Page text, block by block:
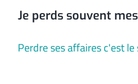
Je perds souvent
Perdre ses affaires c'est